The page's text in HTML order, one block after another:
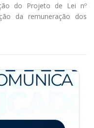
do Projeto de Lei nº
da remuneração dos